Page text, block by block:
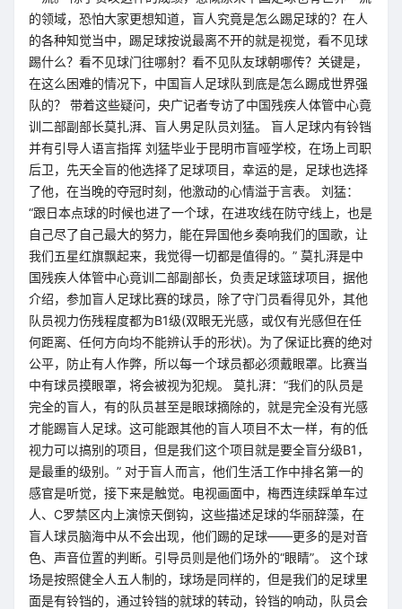
的领域，恐怕大家更想知道，盲人究竟是怎么踢足球的？在人
的各种知觉当中，踢足球按说最离不开的就是视觉，看不见球
踢什么？看不见球门往哪射？看不见队友球朝哪传？关键是，
在这么困难的情况下，中国盲人足球队到底是怎么踢成世界强
队的？ 带着这些疑问，央广记者专访了中国残疾人体管中心竟
训二部副部长莫扎湃、盲人男足队员刘猛。 盲人足球内有铃铛
并有引导人语言指挥 刘猛毕业于昆明市盲哑学校，在场上司职
后卫，先天全盲的他选择了足球项目，幸运的是，足球也选择
了他，在当晚的夺冠时刻，他激动的心情溢于言表。 刘猛：
“跟日本点球的时候也进了一个球，在进攻线在防守线上，也是
自己尽了自己最大的努力，能在异国他乡奏响我们的国歌，让
我们五星红旗飘起来，我觉得一切都是值得的。” 莫扎湃是中
国残疾人体管中心竟训二部副部长，负责足球篮球项目，据他
介绍，参加盲人足球比赛的球员，除了守门员看得见外，其他
队员视力伤残程度都为B1级(双眼无光感，或仅有光感但在任
何距离、任何方向均不能辨认手的形状)。为了保证比赛的绝对
公平，防止有人作弊，所以每一个球员都必须戴眼罩。比赛当
中有球员摸眼罩，将会被视为犯规。 莫扎湃：“我们的队员是
完全的盲人，有的队员甚至是眼球摘除的，就是完全没有光感
才能踢盲人足球。这可能跟其他的盲人项目不太一样，有的低
视力可以搞别的项目，但是我们这个项目就是要全盲分级B1，
是最重的级别。” 对于盲人而言，他们生活工作中排名第一的
感官是听觉，接下来是触觉。电视画面中，梅西连续踩单车过
人、C罗禁区内上演惊天倒钩，这些描述足球的华丽辞藻，在
盲人球员脑海中从不会出现，他们踢的足球——更多的是对音
色、声音位置的判断。引导员则是他们场外的“眼睛”。 这个球
场是按照健全人五人制的，球场是同样的，但是我们的足球里
面是有铃铛的，通过铃铛的就球的转动，铃铛的响动，队员会